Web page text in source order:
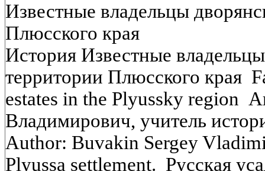
Известные владельцы
Плюсского края
История Известные
территории Плюсского края
estates in the Plyussky region
Владимирович, учитель
Author: Buvakin Sergey
Plyussa settlement. Русская